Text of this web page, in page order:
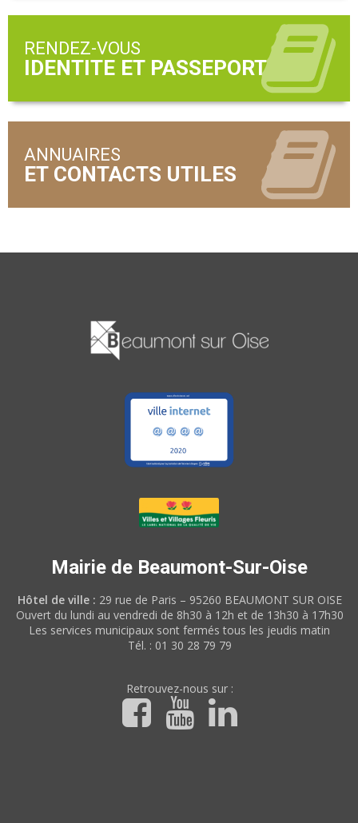
RENDEZ-VOUS
ANNUAIRES
Mairie de Beaumont-Sur-Oise
Hôtel de ville : 29 rue de Paris – 95260 BEAUMONT SUR OISE
Ouvert du lundi au vendredi de 8h30 à 12h et de 13h30 à 17h30
Les services municipaux sont fermés tous les jeudis matin
Tél. : 01 30 28 79 79
Retrouvez-nous sur :